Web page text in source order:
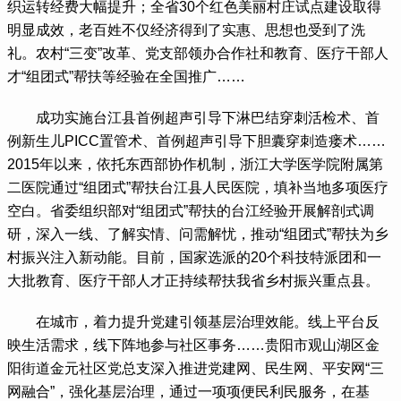
织运转经费大幅提升；全省30个红色美丽村庄试点建设取得
明显成效，老百姓不仅经济得到了实惠、思想也受到了洗
礼。农村“三变”改革、党支部领办合作社和教育、医疗干部人
才“组团式”帮扶等经验在全国推广……
成功实施台江县首例超声引导下淋巴结穿刺活检术、首
例新生儿PICC置管术、首例超声引导下胆囊穿刺造瘘术……
2015年以来，依托东西部协作机制，浙江大学医学院附属第
二医院通过“组团式”帮扶台江县人民医院，填补当地多项医疗
空白。省委组织部对“组团式”帮扶的台江经验开展解剖式调
研，深入一线、了解实情、问需解忧，推动“组团式”帮扶为乡
村振兴注入新动能。目前，国家选派的20个科技特派团和一
大批教育、医疗干部人才正持续帮扶我省乡村振兴重点县。
在城市，着力提升党建引领基层治理效能。线上平台反
映生活需求，线下阵地参与社区事务……贵阳市观山湖区金
阳街道金元社区党总支深入推进党建网、民生网、平安网“三
网融合”，强化基层治理，通过一项项便民利民服务，在基